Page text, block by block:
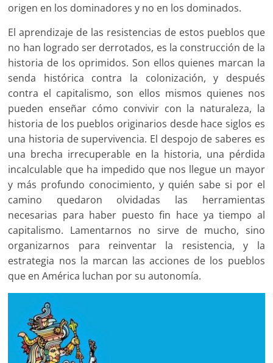
origen en los dominadores y no en los dominados.
El aprendizaje de las resistencias de estos pueblos que
no han logrado ser derrotados, es la construcción de la
historia de los oprimidos. Son ellos quienes marcan la
senda histórica contra la colonización, y después
contra el capitalismo, son ellos mismos quienes nos
pueden enseñar cómo convivir con la naturaleza, la
historia de los pueblos originarios desde hace siglos es
una historia de supervivencia. El despojo de saberes es
una brecha irrecuperable en la historia, una pérdida
incalculable que ha impedido que nos llegue un mayor
y más profundo conocimiento, y quién sabe si por el
camino quedaron olvidadas las herramientas
necesarias para haber puesto fin hace ya tiempo al
capitalismo. Lamentarnos no sirve de mucho, sino
organizarnos para reinventar la resistencia, y la
estrategia nos la marcan las acciones de los pueblos
que en América luchan por su autonomía.